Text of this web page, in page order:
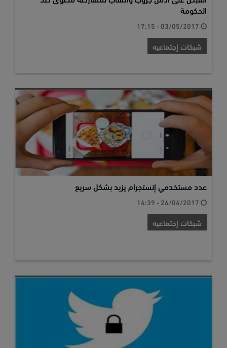
الحكومة
شبكات إجتماعيه
عدد مستخدمي إنستجرام يزيد بشكل سريع
شبكات إجتماعيه